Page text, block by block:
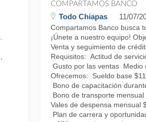
COMPARTAMOS BANCO
Todo Chiapas 11/07/
Compartamos Banco busca
¡Únete a nuestro equipo!
Venta y seguimiento de
Requisitos: Actitud de
Gusto por las ventas Medio
Ofrecemos: Sueldo base
Bono de capacitación
Bono de transporte
Vales de despensa mensual
Plan de carrera y